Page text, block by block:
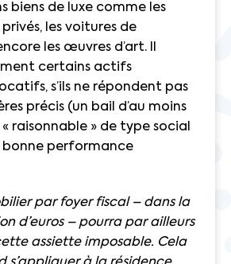
biens de luxe comme les
les voitures de
les œuvres d’art. Il
certains actifs
s’ils ne répondent pas
précis (un bail d’au moins
« raisonnable » de type social
bonne performance
par foyer fiscal – dans la
d’euros – pourra par ailleurs
assiette imposable. Cela